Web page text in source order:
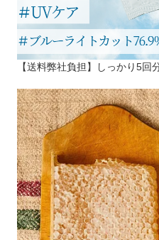
【送料弊社負担】しっかり5回